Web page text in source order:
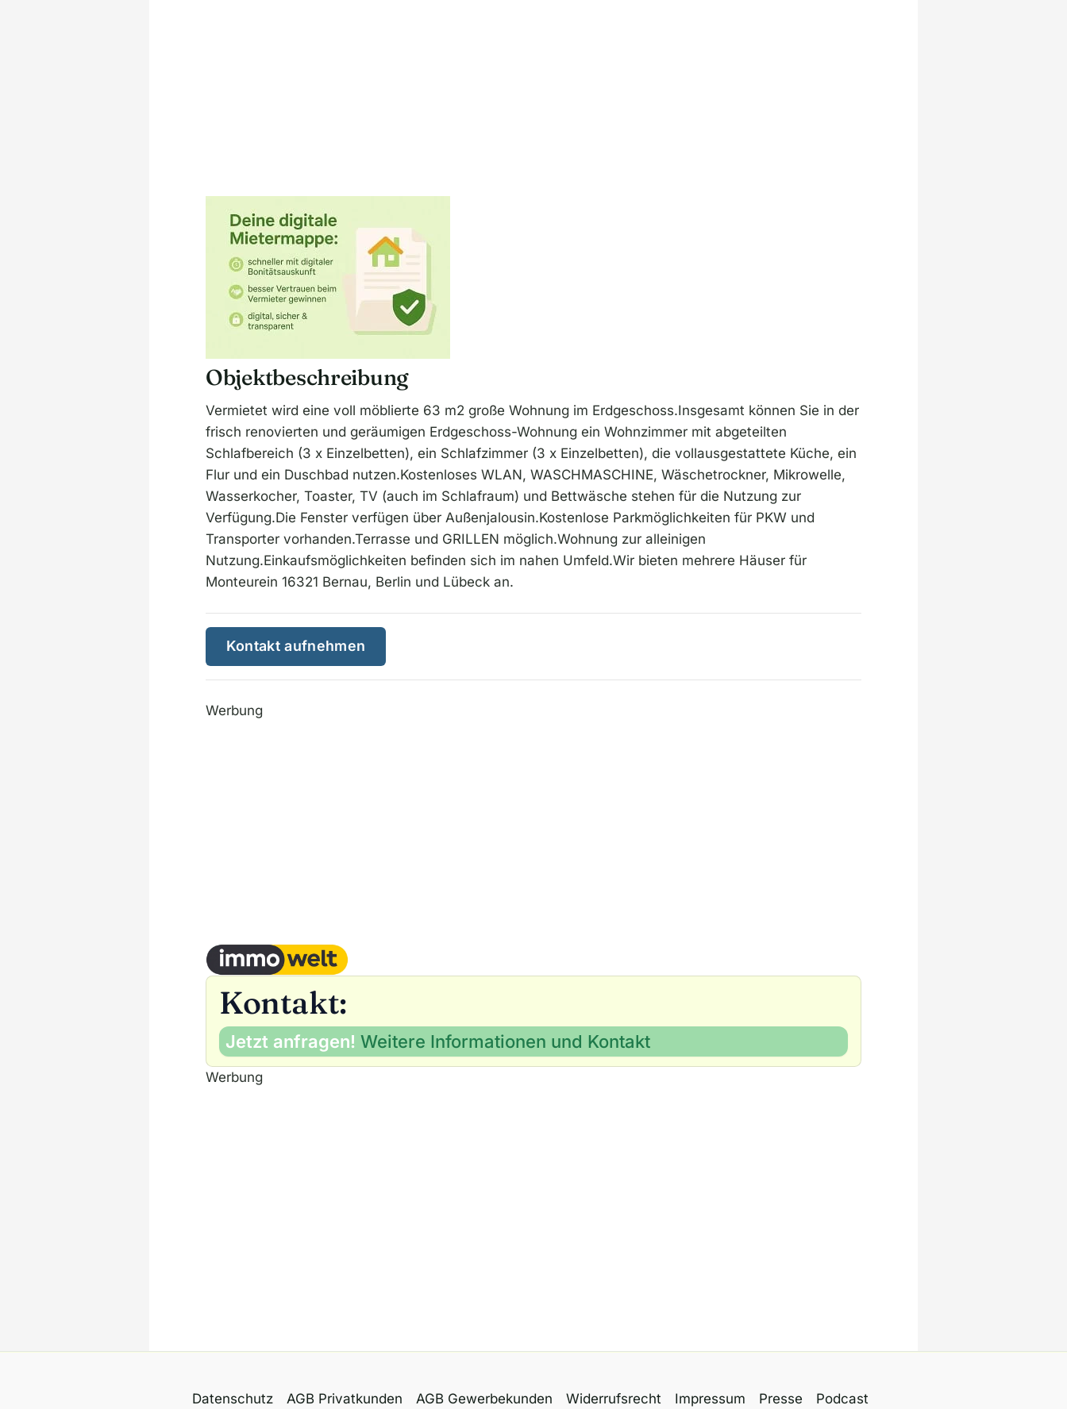
Objektbeschreibung
Vermietet wird eine voll möblierte 63 m2 große Wohnung im Erdgeschoss.Insgesamt können Sie in der
frisch renovierten und geräumigen Erdgeschoss-Wohnung ein Wohnzimmer mit abgeteilten
Schlafbereich (3 x Einzelbetten), ein Schlafzimmer (3 x Einzelbetten), die vollausgestattete Küche, ein
Flur und ein Duschbad nutzen.Kostenloses WLAN, WASCHMASCHINE, Wäschetrockner, Mikrowelle,
Wasserkocher, Toaster, TV (auch im Schlafraum) und Bettwäsche stehen für die Nutzung zur
Verfügung.Die Fenster verfügen über Außenjalousin.Kostenlose Parkmöglichkeiten für PKW und
Transporter vorhanden.Terrasse und GRILLEN möglich.Wohnung zur alleinigen
Nutzung.Einkaufsmöglichkeiten befinden sich im nahen Umfeld.Wir bieten mehrere Häuser für
Monteurein 16321 Bernau, Berlin und Lübeck an.
Kontakt aufnehmen
Werbung
Kontakt:
Jetzt anfragen! Weitere Informationen und Kontakt
Werbung
Datenschutz AGB Privatkunden AGB Gewerbekunden Widerrufsrecht Impressum Presse Podcast